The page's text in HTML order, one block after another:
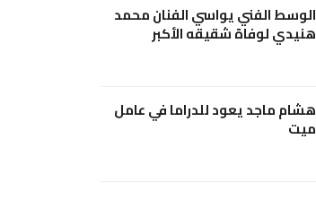
الوسط الفني يواسي الفنان محمد
هنيدي لوفاة شقيقه الأكبر
هشام ماجد يعود للدراما في عامل
ميت